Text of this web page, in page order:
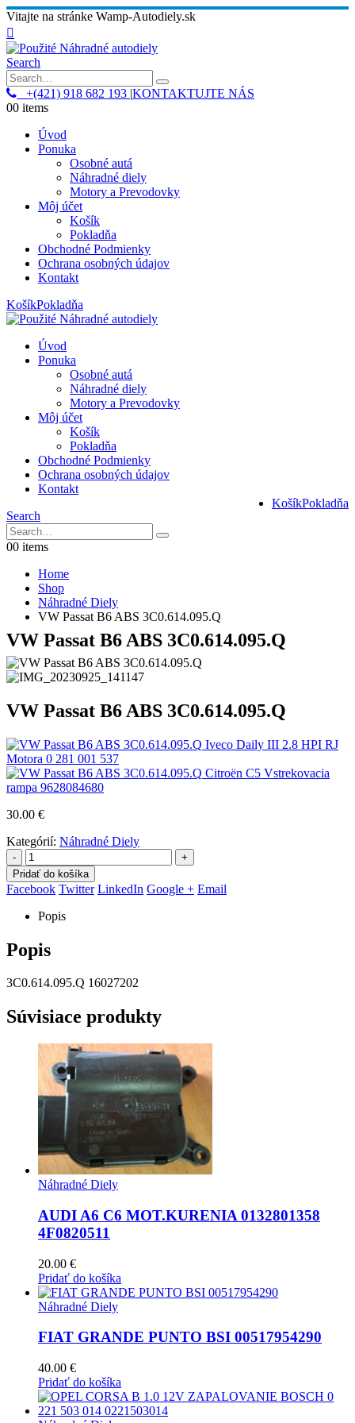
Vitajte na stránke Wamp-Autodiely.sk
Search
+(421) 918 682 193 |KONTAKTUJTE NÁS
00 items
Úvod
Ponuka
Osobné autá
Náhradné diely
Motory a Prevodovky
Môj účet
Košík
Pokladňa
Obchodné Podmienky
Ochrana osobných údajov
Kontakt
KošíkPokladňa
Úvod
Ponuka
Osobné autá
Náhradné diely
Motory a Prevodovky
Môj účet
Košík
Pokladňa
Obchodné Podmienky
Ochrana osobných údajov
Kontakt
KošíkPokladňa
Search
00 items
Home
Shop
Náhradné Diely
VW Passat B6 ABS 3C0.614.095.Q
VW Passat B6 ABS 3C0.614.095.Q
VW Passat B6 ABS 3C0.614.095.Q
Iveco Daily III 2.8 HPI RJ
Motora 0 281 001 537
Citroën C5 Vstrekovacia
rampa 9628084680
30.00 €
Kategórií: Náhradné Diely
-
+
Pridať do košíka
Facebook Twitter LinkedIn Google + Email
Popis
Popis
3C0.614.095.Q 16027202
Súvisiace produkty
Náhradné Diely
AUDI A6 C6 MOT.KURENIA 0132801358
4F0820511
20.00 €
Pridať do košíka
Náhradné Diely
FIAT GRANDE PUNTO BSI 00517954290
40.00 €
Pridať do košíka